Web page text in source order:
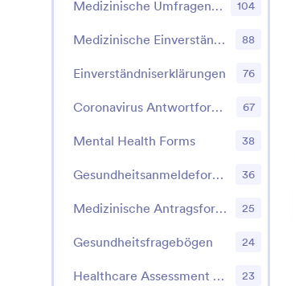
Medizinische Umfragen & Fragebögen 104
Medizinische Einverständniserklärungen 88
Einverständniserklärungen 76
Coronavirus Antwortformulare 67
Mental Health Forms 38
Gesundheitsanmeldeformulare 36
Medizinische Antragsformulare 25
Gesundheitsfragebögen 24
Healthcare Assessment Forms 23